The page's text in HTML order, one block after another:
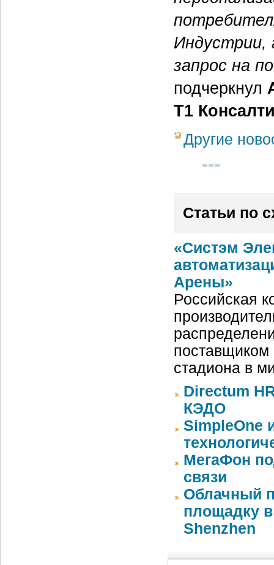
Индустрии,
запрос на
подчеркнул
T1
Другие
Статьи по
«Систэм
Арены»
Российская
поставщиком
стадиона в
Directum
КЭДО
SimpleOne
МегаФон
связи
Облачный
площадку в
Shenzhen